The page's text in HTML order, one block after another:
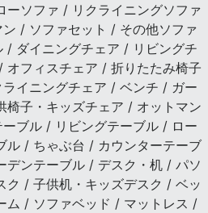
ソファ / リクライニングソファ
/ ソファセット / その他ソファ
/ ダイニングチェア / リビングチ
オフィスチェア / 折りたたみ椅子
イニングチェア / ベンチ / ガー
子・キッズチェア / オットマン
ブル / リビングテーブル / ロー
ル / ちゃぶ台 / カウンターテーブ
デンテーブル / デスク・机 / パソ
ク / 子供机・キッズデスク / ベッ
ム / ソファベッド / マットレス /